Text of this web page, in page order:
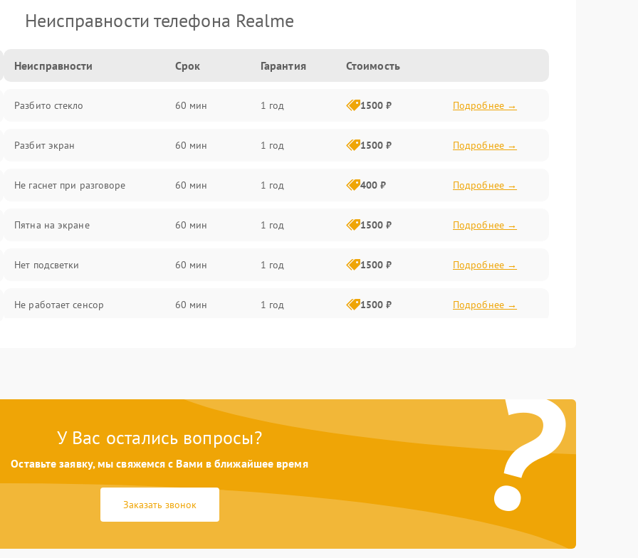
Неисправности телефона Realme
Неисправности Срок Гарантия Стоимость
Разбито стекло 60 мин 1 год 1500 ₽ Подробнее →
Разбит экран 60 мин 1 год 1500 ₽ Подробнее →
Не гаснет при разговоре 60 мин 1 год 400 ₽ Подробнее →
Пятна на экране 60 мин 1 год 1500 ₽ Подробнее →
Нет подсветки 60 мин 1 год 1500 ₽ Подробнее →
Не работает сенсор 60 мин 1 год 1500 ₽ Подробнее →
1 год ?
У Вас остались вопросы?
Оставьте заявку, мы свяжемся с Вами в ближайшее время
Заказать звонок